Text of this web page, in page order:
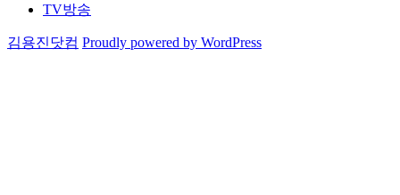
TV방송
김용진닷컴 Proudly powered by WordPress